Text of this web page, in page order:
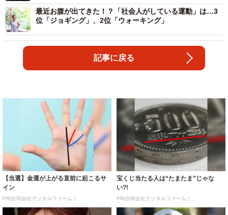
最近お腹が出てきた！？「社会人がしている運動」は…3
位「ジョギング」、2位「ウォーキング」
記事に戻る
【当選】金運が上がる直前に起こるサ
イン
PR(合同会社デジタルファーム )
宝くじ当たる人は“たまたま”じゃな
い?!
PR(合同会社デジタルファーム )